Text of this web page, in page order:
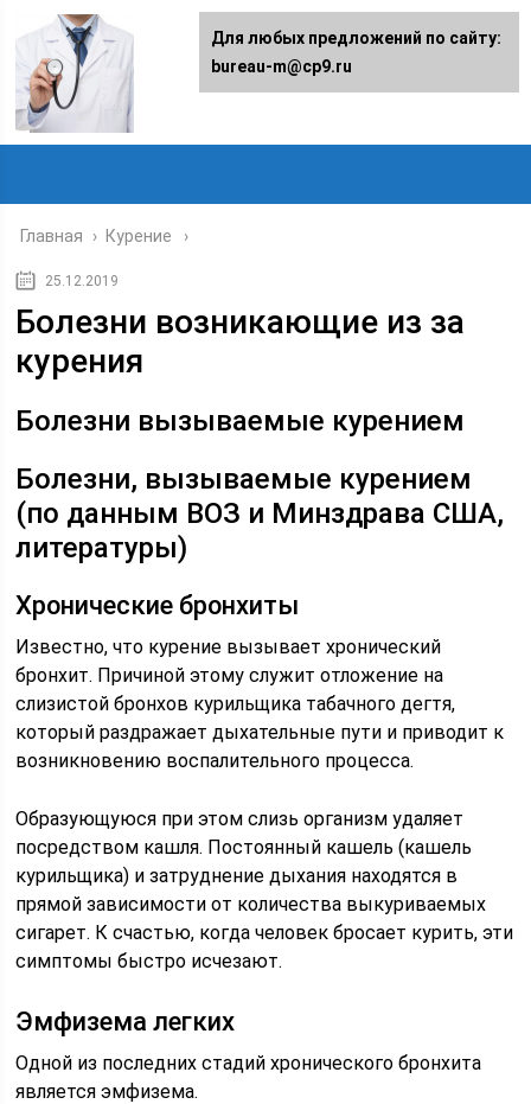
Главная › Курение
25.12.2019
Болезни возникающие из за
курения
Болезни вызываемые курением
Болезни, вызываемые курением
(по данным ВОЗ и Минздрава США,
литературы)
Хронические бронхиты
Известно, что курение вызывает хронический
бронхит. Причиной этому служит отложение на
слизистой бронхов курильщика табачного дегтя,
который раздражает дыхательные пути и приводит к
возникновению воспалительного процесса.
Образующуюся при этом слизь организм удаляет
посредством кашля. Постоянный кашель (кашель
курильщика) и затруднение дыхания находятся в
прямой зависимости от количества выкуриваемых
сигарет. К счастью, когда человек бросает курить, эти
симптомы быстро исчезают.
Эмфизема легких
Одной из последних стадий хронического бронхита
является эмфизема.
Для любых предложений по сайту:
bureau-m@cp9.ru